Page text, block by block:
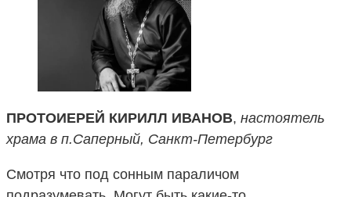
ПРОТОИЕРЕЙ КИРИЛЛ ИВАНОВ, настоятель
храма в п.Саперный, Санкт-Петербург
Cмотря что под сонным параличом